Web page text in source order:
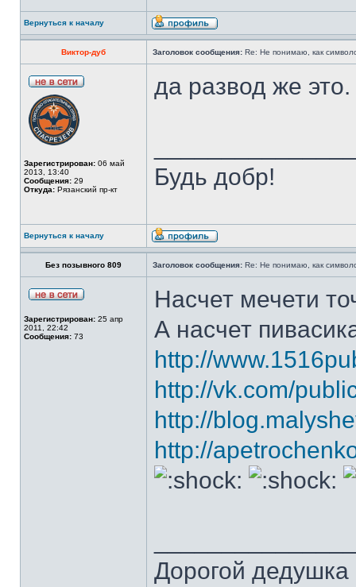
Вернуться к началу
Виктор-дуб Заголовок сообщения: Re: Не понимаю, как
Зарегистрирован: 06 май
2013, 13:40
Сообщения: 29
Откуда: Рязанский пр-кт
да развод же это.
Будь добр!
Вернуться к началу
Без позывного 809 Заголовок сообщения: Re: Не понимаю, как
Зарегистрирован: 25 апр
2011, 22:42
Сообщения: 73
Насчет мечети
А насчет
http://
http://vk.com/
http://
http://
Дорогой